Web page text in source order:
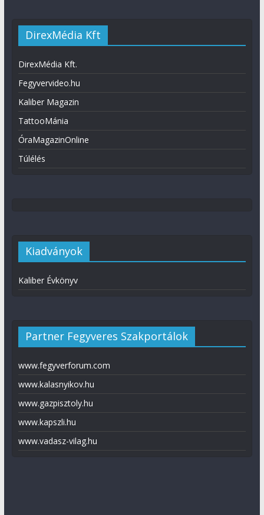
DirexMédia Kft
DirexMédia Kft.
Fegyvervideo.hu
Kaliber Magazin
TattooMánia
ÓraMagazinOnline
Túlélés
Kiadványok
Kaliber Évkönyv
Partner Fegyveres Szakportálok
www.fegyverforum.com
www.kalasnyikov.hu
www.gazpisztoly.hu
www.kapszli.hu
www.vadasz-vilag.hu